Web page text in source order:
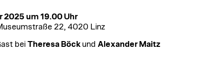
2025 um 19.00 Uhr
22, 4020 Linz
bei Theresa Böck und Alexander Maitz